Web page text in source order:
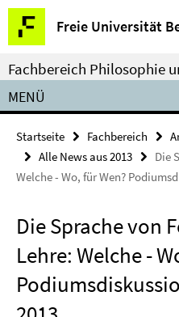
Springe
direkt
zu
Inhalt
Freie Universität
Service-
Navigation
Fachbereich Philosophie
MENÜ
Startseite Fachbereich
Alle News aus 2013
Die
Welche - Wo, für Wen?
Die Sprache von
Lehre: Welche -